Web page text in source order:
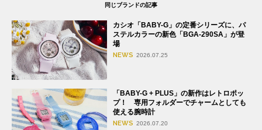
同じブランドの記事
カシオ「BABY-G」の定番シリーズに、パ
ステルカラーの新色「BGA-290SA」が登
場
NEWS 2026.07.25
「BABY-G + PLUS」の新作はレトロポッ
プ！ 専用フォルダーでチャームとしても
使える腕時計
NEWS 2026.07.20